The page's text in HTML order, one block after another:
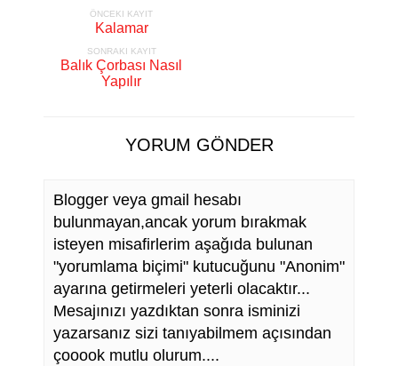
ÖNCEKI KAYIT
Kalamar
SONRAKI KAYIT
Balık Çorbası Nasıl
Yapılır
YORUM GÖNDER
Blogger veya gmail hesabı
bulunmayan,ancak yorum bırakmak
isteyen misafirlerim aşağıda bulunan
"yorumlama biçimi" kutucuğunu "Anonim"
ayarına getirmeleri yeterli olacaktır...
Mesajınızı yazdıktan sonra isminizi
yazarsanız sizi tanıyabilmem açısından
çooook mutlu olurum....